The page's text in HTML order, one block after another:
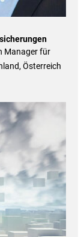
Manager für
Österreich